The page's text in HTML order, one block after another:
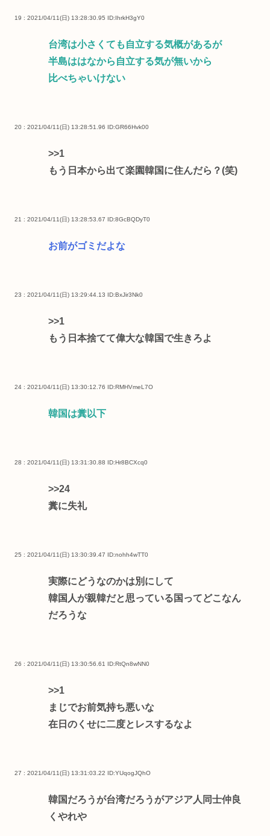
19 : 2021/04/11(日) 13:28:30.95 ID:IhrkH3gY0
台湾は小さくても自立する気概があるが
半島ははなから自立する気が無いから
比べちゃいけない
20 : 2021/04/11(日) 13:28:51.96 ID:GR66Hvk00
>>1
もう日本から出て楽園韓国に住んだら？(笑)
21 : 2021/04/11(日) 13:28:53.67 ID:8GcBQDyT0
お前がゴミだよな
23 : 2021/04/11(日) 13:29:44.13 ID:BxJir3Nk0
>>1
もう日本捨てて偉大な韓国で生きろよ
24 : 2021/04/11(日) 13:30:12.76 ID:RMHVmeL7O
韓国は糞以下
28 : 2021/04/11(日) 13:31:30.88 ID:Hr8BCXcq0
>>24
糞に失礼
25 : 2021/04/11(日) 13:30:39.47 ID:nohh4wTT0
実際にどうなのかは別にして
韓国人が親韓だと思っている国ってどこなん
だろうな
26 : 2021/04/11(日) 13:30:56.61 ID:RtQn8wNN0
>>1
まじでお前気持ち悪いな
在日のくせに二度とレスするなよ
27 : 2021/04/11(日) 13:31:03.22 ID:YUqogJQhO
韓国だろうが台湾だろうがアジア人同士仲良
くやれや